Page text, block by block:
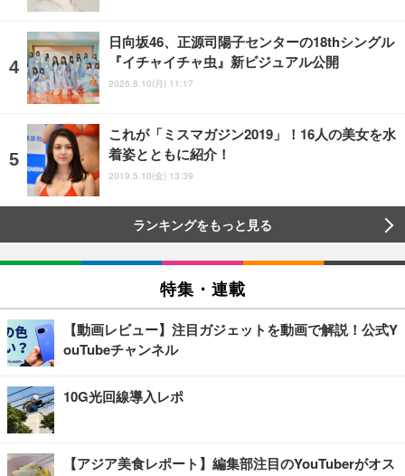
日向坂46、正源司陽子センターの18thシングル
『イチャイチャ虫』新ビジュアル公開
2026.8.10(月) 11:17
これが「ミスマガジン2019」！16人の美女を水
着姿とともに紹介！
2019.5.10(金) 13:39
ランキングをもっと見る
特集・連載
【動画レビュー】注目ガジェットを動画で解説！公式Y
ouTubeチャンネル
10G光回線導入レポ
【アジア美食レポート】編集部注目のYouTuberがオス